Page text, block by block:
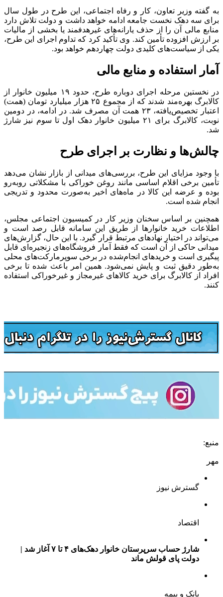
به گفته وزیر تعاون، کار و رفاه اجتماعی، این طرح در طول سال
برای سه دهک نخست جامعه ادامه خواهد داشت و دولت تلاش دارد
منابع مالی آن را از حذف یارانه‌های غیرهدفمند یا بخشی از مالیات
بر ارزش افزوده تأمین کند. وی تأکید کرد که تداوم اجرای این طرح،
یکی از سیاست‌های کلیدی دولت چهاردهم خواهد بود.
آمار استفاده و منابع مالی
در نخستین مرحله اجرای دوباره طرح، حدود ۱۹ میلیون خانوار از
کالابرگ بهره‌مند شدند که از مجموع ۲۵ هزار میلیارد تومان (همت)
اعتبار تخصیص‌یافته، ۲۳ همت آن مصرف شد. در ادامه، در دومین
نوبت، کالابرگ برای ۲۱ میلیون خانوار دهک اول تا سوم نیز شارژ
شد.
چالش‌ها و نظارت بر اجرای طرح
با وجود مزایای این طرح، بررسی‌های میدانی از بازار نشان می‌دهد
تأمین برخی اقلام اساسی مانند روغن خوراکی با مشکلاتی روبه‌رو
بوده و عرضه این کالا در ماه‌های اخیر به‌صورت محدود و تدریجی
انجام شده است.
همچنین بر اساس سخنان وزیر کار در کمیسیون اجتماعی مجلس،
اطلاعات خرید خانوارها از طریق این سامانه قابل رصد است و
می‌تواند در اختیار نهادهای مرتبط قرار گیرد. با این حال، گزارش‌های
میدانی حاکی از آن است که فقط آمار فروشگاه‌های زنجیره‌ای قابل
پیگیری است و خریدهای انجام‌شده در برخی سوپرمارکت‌های محلی
به‌طور دقیق ثبت و پایش نمی‌شود. همین امر باعث شده تا برخی
افراد از کالابرگ برای خرید کالاهای غیرمجاز و غیرخوراکی استفاده
کنند.
منبع:
مهر
گسترش نیوز
اقتصاد
شارژ حساب سرپرستان خانوار دهک‌های ۴ تا ۷ آغاز شد |
دولت پای قولش ماند
بانک و بیمه